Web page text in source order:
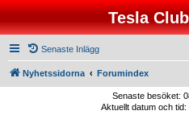
Tesla
Senaste Inlägg
Nyhetssidorna Forumindex
Senaste besöket:
Aktuellt datum och